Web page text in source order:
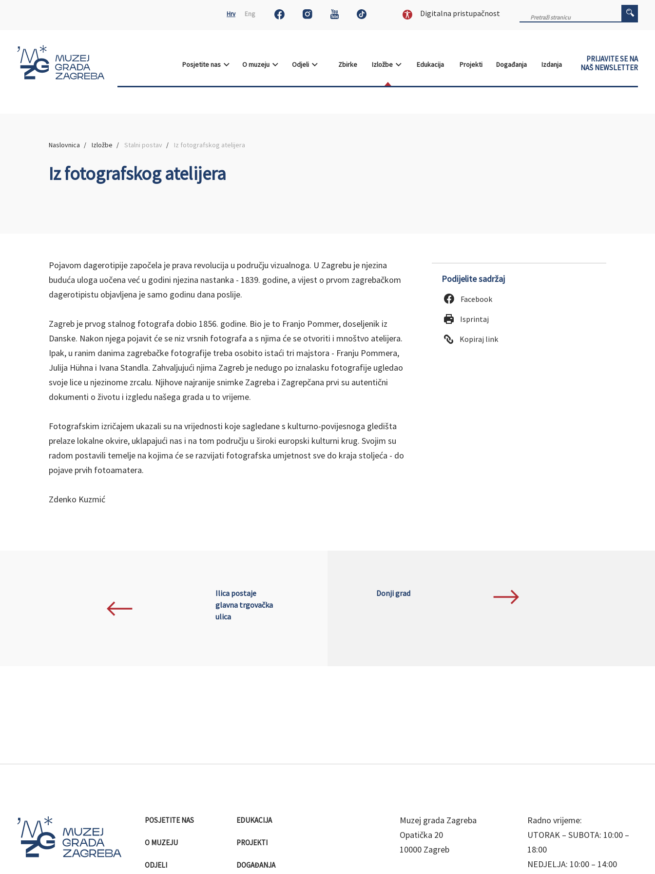
Hrv Eng Digitalna pristupačnost
Posjetite nas O muzeju Odjeli Zbirke Izložbe Edukacija Projekti Događanja Izdanja
PRIJAVITE SE NA
NAŠ NEWSLETTER
Naslovnica Izložbe Stalni postav Iz fotografskog atelijera
Iz fotografskog atelijera
Pojavom dagerotipije započela je prava revolucija u području vizualnoga. U Zagrebu je njezina
buduća uloga uočena već u godini njezina nastanka - 1839. godine, a vijest o prvom zagrebačkom
dagerotipistu objavljena je samo godinu dana poslije.
Zagreb je prvog stalnog fotografa dobio 1856. godine. Bio je to Franjo Pommer, doseljenik iz
Danske. Nakon njega pojavit će se niz vrsnih fotografa a s njima će se otvoriti i mnoštvo atelijera.
Ipak, u ranim danima zagrebačke fotografije treba osobito istaći tri majstora - Franju Pommera,
Julija Hühna i Ivana Standla. Zahvaljujući njima Zagreb je nedugo po iznalasku fotografije ugledao
svoje lice u njezinome zrcalu. Njihove najranije snimke Zagreba i Zagrepčana prvi su autentični
dokumenti o životu i izgledu našega grada u to vrijeme.
Fotografskim izričajem ukazali su na vrijednosti koje sagledane s kulturno-povijesnoga gledišta
prelaze lokalne okvire, uklapajući nas i na tom području u široki europski kulturni krug. Svojim su
radom postavili temelje na kojima će se razvijati fotografska umjetnost sve do kraja stoljeća - do
pojave prvih fotoamatera.
Zdenko Kuzmić
Podijelite sadržaj
Facebook
Isprintaj
Kopiraj link
Ilica postaje
glavna trgovačka
ulica
Donji grad
POSJETITE NAS
O MUZEJU
ODJELI
EDUKACIJA
PROJEKTI
DOGAĐANJA
Muzej grada Zagreba
Opatička 20
10000 Zagreb
Radno vrijeme:
UTORAK – SUBOTA: 10:00 –
18:00
NEDJELJA: 10:00 – 14:00